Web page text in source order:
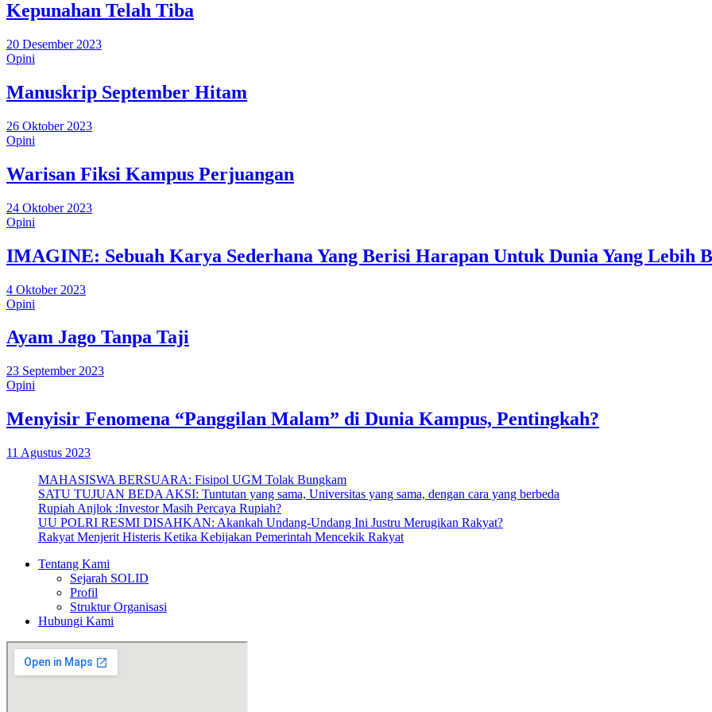
Kepunahan Telah Tiba
20 Desember 2023
Opini
Manuskrip September Hitam
26 Oktober 2023
Opini
Warisan Fiksi Kampus Perjuangan
24 Oktober 2023
Opini
IMAGINE: Sebuah Karya Sederhana Yang Berisi Harapan Untuk Dunia Yang Lebih
4 Oktober 2023
Opini
Ayam Jago Tanpa Taji
23 September 2023
Opini
Menyisir Fenomena “Panggilan Malam” di Dunia Kampus, Pentingkah?
11 Agustus 2023
MAHASISWA BERSUARA: Fisipol UGM Tolak Bungkam
SATU TUJUAN BEDA AKSI: Tuntutan yang sama, Universitas yang sama, dengan cara yang berbeda
Rupiah Anjlok :Investor Masih Percaya Rupiah?
UU POLRI RESMI DISAHKAN: Akankah Undang-Undang Ini Justru Merugikan Rakyat?
Rakyat Menjerit Histeris Ketika Kebijakan Pemerintah Mencekik Rakyat
Menu
Tentang Kami
Sejarah SOLID
Profil
Struktur Organisasi
Hubungi Kami